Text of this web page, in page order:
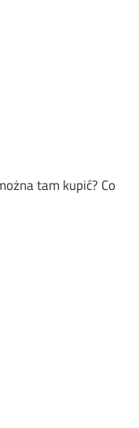
tam kupić? Co